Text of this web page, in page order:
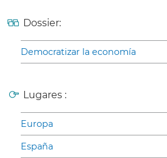
Dossier:
Democratizar la economía
Lugares :
Europa
España